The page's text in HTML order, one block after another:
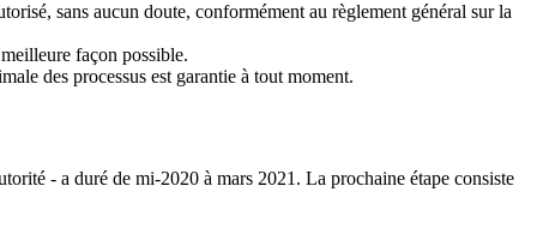
sans aucun doute, conformément au règlement général sur la
façon possible.
des processus est garantie à tout moment.
- a duré de mi-2020 à mars 2021. La prochaine étape consiste